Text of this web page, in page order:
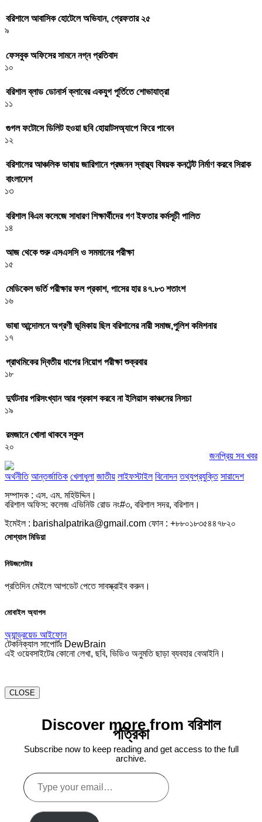
বরিশালে আবাসিক হোটেলে অভিযান, গ্রেফতার ২৫
৯
ফেসবুক অফিসের সামনে নগ্ন প্রতিবাদ
১০
বরিশাল ব্লাড ডোনার্স ক্লাবের একযুগ পূর্তিতে শোভাযাত্রা
১১
গুগল ফটোসে ডিলিট হওয়া ছবি হোয়াটসঅ্যাপে ফিরে পাবেন
১২
বরিশালের আঞ্চলিক ভাষায় জারিগানে প্রজনন স্বাস্থ্য বিষয়ক কনটেন্ট নির্মাণ করবে সিরাক
বাংলাদেশ
১৩
বরিশাল বিএম কলেজে সাধারণ শিক্ষার্থীদের গণ ইফতার কর্মসূচী পালিত
১৪
আজ থেকে শুরু এসএসসি ও সমমানের পরীক্ষা
১৫
মেডিকেল ভর্তি পরীক্ষার ফল প্রকাশ, পাসের হার ৪৭.৮৩ শতাংশ
১৬
ভাষা আন্দোলনে অগ্রণী ভূমিকায় ছিল বরিশালের নারী সমাজ,পুলিশ কমিশনার
১৭
প্রাথমিকের দ্বিতীয় ধাপের নিয়োগ পরীক্ষা শুক্রবার
১৮
দুর্ঘটনার পরিসংখ্যান আর প্রকাশ করবে না ইলিয়াস কাঞ্চনের নিসচা
১৯
রমজানে খোলা থাকবে স্কুল
২০
জনপ্রিয় সব খবর
অর্থনীতি আন্তর্জাতিক খেলাধুলা জাতীয় লাইফস্টাইল বিনোদন তথ্যপ্রযুক্তি সারাদেশ
সম্পাদক : এস. এম. মহিউদ্দিন।
বরিশাল অফিস: কলেজ এভিনিউ রোড নং#৩, বরিশাল সদর, বরিশাল।
ইমেইল : barishalpatrika@gmail.com ফোন : +৮৮০১৮৩৫৪৪৭৮২০
সোশ্যাল মিডিয়া
নিউজলেটার
প্রতিদিন মেইলে আপডেট পেতে সাবস্ক্রাইব করুন।
মোবাইল অ্যাপস
অ্যান্ড্রয়েড আইফোন
টেকনিক্যাল সাপোর্টঃ DewBrain
এই ওয়েবসাইটের কোনো লেখা, ছবি, ভিডিও অনুমতি ছাড়া ব্যবহার বেআইনি।
CLOSE
Discover more from বরিশাল
পত্রিকা
Subscribe now to keep reading and get access to the full
archive.
Type
your
email…